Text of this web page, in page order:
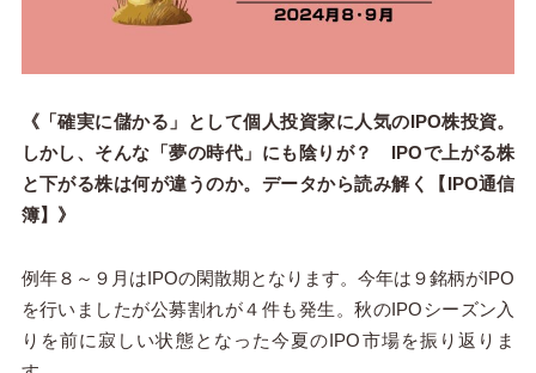
《「確実に儲かる」として個人投資家に人気のIPO株投資。
しかし、そんな「夢の時代」にも陰りが？ IPOで上がる株
と下がる株は何が違うのか。データから読み解く【IPO通信
簿】》
例年８～９月はIPOの閑散期となります。今年は９銘柄がIPO
を行いましたが公募割れが４件も発生。秋のIPOシーズン入
りを前に寂しい状態となった今夏のIPO市場を振り返りま